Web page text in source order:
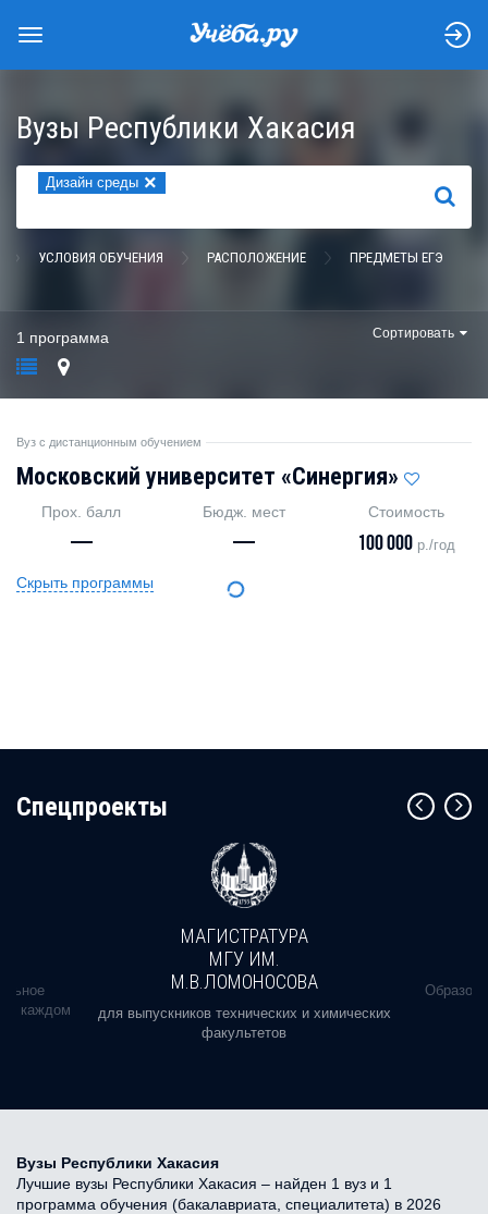
Вузы Республики Хакасия
Дизайн среды ×
НАЙТИ
УСЛОВИЯ ОБУЧЕНИЯ РАСПОЛОЖЕНИЕ ПРЕДМЕТЫ ЕГЭ
1 программа Сортировать
Вуз с дистанционным обучением
Московский университет «Синергия»
Прох. балл
—
Бюдж. мест
—
Стоимость
100 000 р./год
Скрыть программы
Cпецпроекты
в каждом
МАГИСТРАТУРА
МГУ ИМ.
М.В.ЛОМОНОСОВА
для выпускников технических и химических
факультетов
Вузы Республики Хакасия
Лучшие вузы Республики Хакасия – найден 1 вуз и 1
программа обучения (бакалавриата, специалитета) в 2026